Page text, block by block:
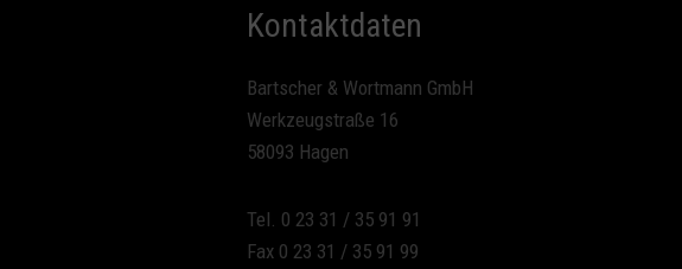
Kontaktdaten
Bartscher & Wortmann GmbH
Werkzeugstraße 16
58093 Hagen
Tel. 0 23 31 / 35 91 91
Fax 0 23 31 / 35 91 99